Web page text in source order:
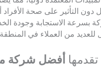
التأثير على صحة الأفراد أو
بسرعة الاستجابة وجودة
للعديد من العملاء في
أفضل شركة